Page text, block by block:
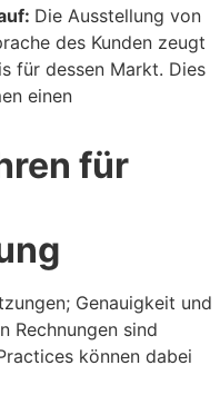
Die Ausstellung von
des Kunden zeugt
für dessen Markt. Dies
einen
für
Genauigkeit und
Rechnungen sind
können dabei